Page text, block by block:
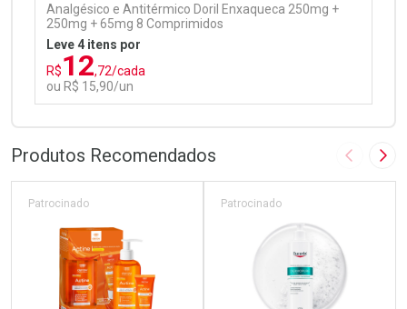
Analgésico e Antitérmico Doril Enxaqueca 250mg +
250mg + 65mg 8 Comprimidos
Leve 4 itens por
R$12,72/cada
ou R$ 15,90/un
Laboratório
Por Menos
Produtos Recomendados Imagem
Patrocinado Patrocinado